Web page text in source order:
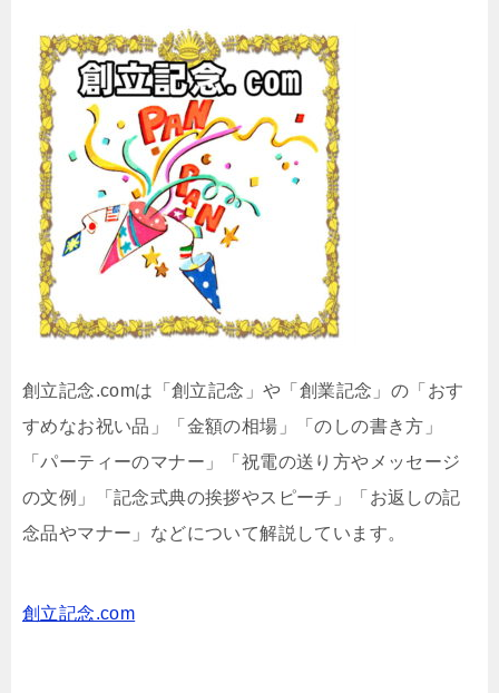
創立記念.comは「創立記念」や「創業記念」の「おす
すめなお祝い品」「金額の相場」「のしの書き方」
「パーティーのマナー」「祝電の送り方やメッセージ
の文例」「記念式典の挨拶やスピーチ」「お返しの記
念品やマナー」などについて解説しています。
創立記念.com